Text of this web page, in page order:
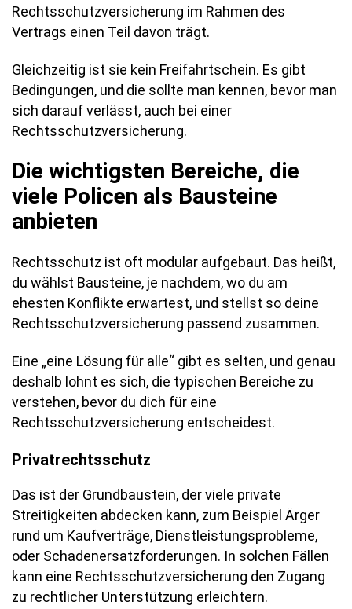
Rechtsschutzversicherung im Rahmen des
Vertrags einen Teil davon trägt.
Gleichzeitig ist sie kein Freifahrtschein. Es gibt
Bedingungen, und die sollte man kennen, bevor man
sich darauf verlässt, auch bei einer
Rechtsschutzversicherung.
Die wichtigsten Bereiche, die
viele Policen als Bausteine
anbieten
Rechtsschutz ist oft modular aufgebaut. Das heißt,
du wählst Bausteine, je nachdem, wo du am
ehesten Konflikte erwartest, und stellst so deine
Rechtsschutzversicherung passend zusammen.
Eine „eine Lösung für alle“ gibt es selten, und genau
deshalb lohnt es sich, die typischen Bereiche zu
verstehen, bevor du dich für eine
Rechtsschutzversicherung entscheidest.
Privatrechtsschutz
Das ist der Grundbaustein, der viele private
Streitigkeiten abdecken kann, zum Beispiel Ärger
rund um Kaufverträge, Dienstleistungsprobleme,
oder Schadenersatzforderungen. In solchen Fällen
kann eine Rechtsschutzversicherung den Zugang
zu rechtlicher Unterstützung erleichtern.